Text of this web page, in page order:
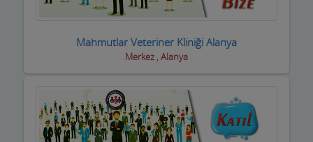
Muhtarlar
Müzik Aletleri ve kursları
Optik / Gözlük Firmaları
Mahmutlar Veteriner Kliniği Alanya
Merkez , Alanya